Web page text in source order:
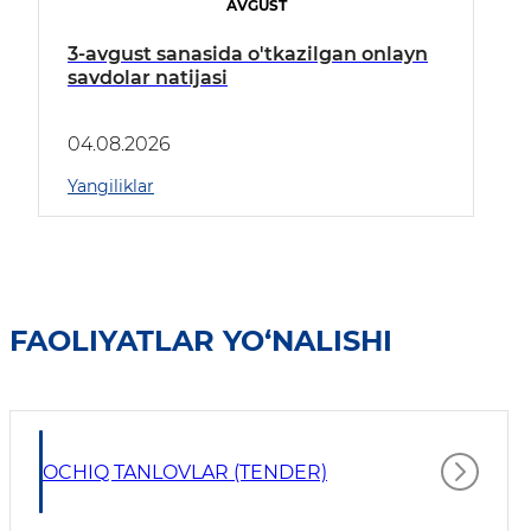
AVGUST
3-avgust sanasida o'tkazilgan onlayn
savdolar natijasi
04.08.2026
Yangiliklar
FAOLIYATLAR YO‘NALISHI
OCHIQ TANLOVLAR (TENDER)